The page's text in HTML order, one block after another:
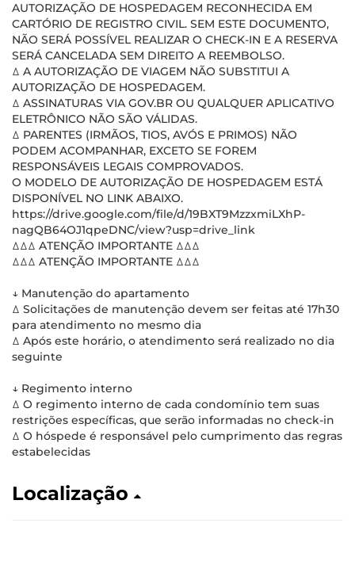
AUTORIZAÇÃO DE HOSPEDAGEM RECONHECIDA EM
CARTÓRIO DE REGISTRO CIVIL. SEM ESTE DOCUMENTO,
NÃO SERÁ POSSÍVEL REALIZAR O CHECK-IN E A RESERVA
SERÁ CANCELADA SEM DIREITO A REEMBOLSO.
ꕔ A AUTORIZAÇÃO DE VIAGEM NÃO SUBSTITUI A
AUTORIZAÇÃO DE HOSPEDAGEM.
ꕔ ASSINATURAS VIA GOV.BR OU QUALQUER APLICATIVO
ELETRÔNICO NÃO SÃO VÁLIDAS.
ꕔ PARENTES (IRMÃOS, TIOS, AVÓS E PRIMOS) NÃO
PODEM ACOMPANHAR, EXCETO SE FOREM
RESPONSÁVEIS LEGAIS COMPROVADOS.
O MODELO DE AUTORIZAÇÃO DE HOSPEDAGEM ESTÁ
DISPONÍVEL NO LINK ABAIXO.
https://drive.google.com/file/d/19BXT9MzzxmiLXhP-
nagQB64OJ1qpeDNC/view?usp=drive_link
ꕔꕔꕔ ATENÇÃO IMPORTANTE ꕔꕔꕔ
ꕔꕔꕔ ATENÇÃO IMPORTANTE ꕔꕔꕔ
↓ Manutenção do apartamento
ꕔ Solicitações de manutenção devem ser feitas até 17h30
para atendimento no mesmo dia
ꕔ Após este horário, o atendimento será realizado no dia
seguinte
↓ Regimento interno
ꕔ O regimento interno de cada condomínio tem suas
restrições específicas, que serão informadas no check-in
ꕔ O hóspede é responsável pelo cumprimento das regras
estabelecidas
Localização